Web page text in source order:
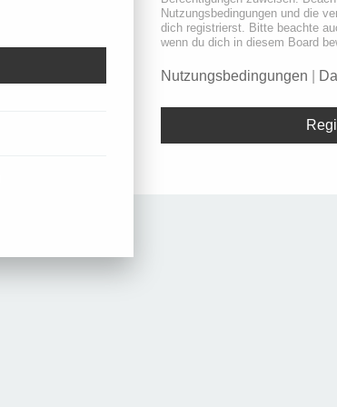
Nutzungsbedingungen und die
dich registrierst. Bitte beachte
wenn du dich in diesem Board
Nutzungsbedingungen